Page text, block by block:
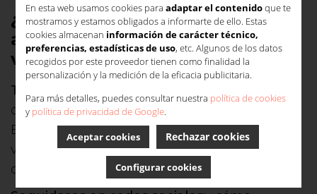
En esta web usamos cookies para adaptar el contenidoque te
mostramos y estamos obligados a informarte de ello. Estas
cookies almacenan información de carácter técnico,
preferencias, estadísticas de uso, etc. Algunos de los datos
recogidos por este proveedor tienen como finalidad la
personalización y la medición de la eficacia publicitaria.
Para más detalles, puedes consultar nuestra política de cookies
y política de privacidad de Google.
Aceptar cookies
Rechazar cookies
Configurar cookies
¿Qué datos medir en la fase de
atracción del embudo de
ventas?
Tráfico:
determinadas landings, tasa de rebote, etc.
En la primera fase buscamos cantidad,
volumen. ¡Ya se encargará nuestra estrategia
de filtrar a los leads que nos interesen!